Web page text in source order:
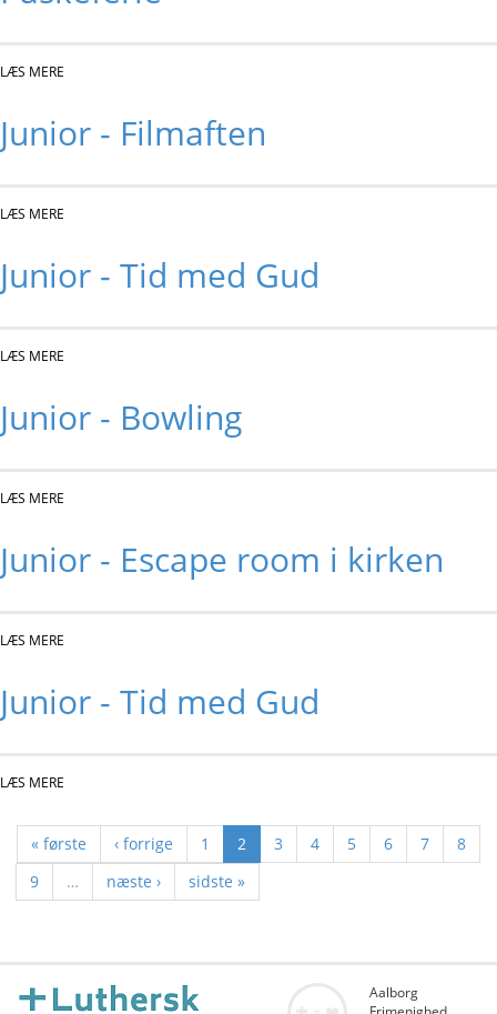
LÆS MERE
Junior - Filmaften
LÆS MERE
Junior - Tid med Gud
LÆS MERE
Junior - Bowling
LÆS MERE
Junior - Escape room i kirken
LÆS MERE
Junior - Tid med Gud
LÆS MERE
« første ‹ forrige 1 2 3 4 5 6 7
8
9
… næste › sidste »
Aalborg